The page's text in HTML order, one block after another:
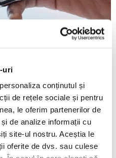
uri
conținutul și
de rețele sociale și pentru
le oferim partenerilor de
de analize informații cu
site-ul nostru. Aceștia le
oferite de dvs. sau culese
rapoarte direct de pe
interfață modernă,
experiență de utilizare